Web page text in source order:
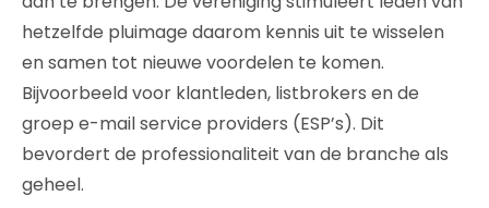
hetzelfde pluimage daarom kennis uit te wisselen
en samen tot nieuwe voordelen te komen.
Bijvoorbeeld voor klantleden, listbrokers en de
groep e-mail service providers (ESP’s). Dit
bevordert de professionaliteit van de branche als
geheel.